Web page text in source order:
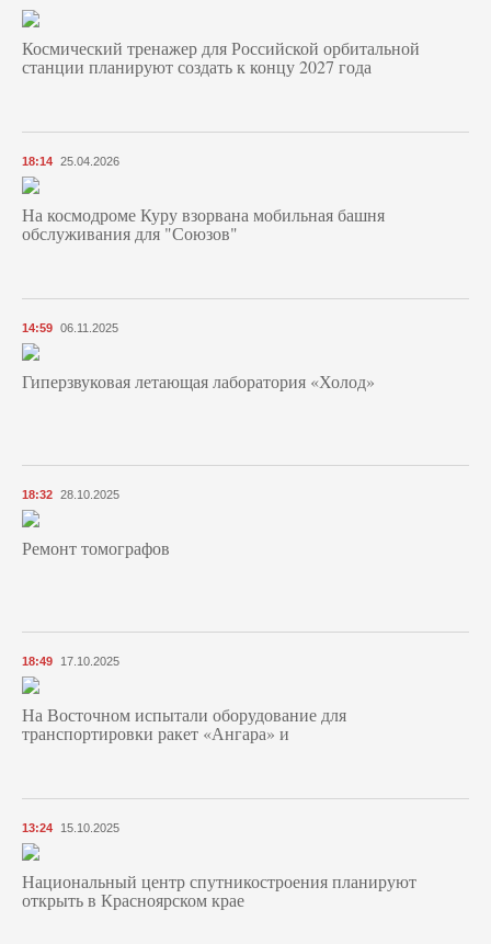
Космический тренажер для Российской орбитальной
станции планируют создать к концу 2027 года
18:14 25.04.2026
На космодроме Куру взорвана мобильная башня
обслуживания для "Союзов"
14:59 06.11.2025
Гиперзвуковая летающая лаборатория «Холод»
18:32 28.10.2025
Ремонт томографов
18:49 17.10.2025
На Восточном испытали оборудование для
транспортировки ракет «Ангара» и
13:24 15.10.2025
Национальный центр спутникостроения планируют
открыть в Красноярском крае